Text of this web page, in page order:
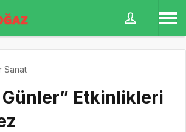
Sanat
Günler” Etkinlikleri